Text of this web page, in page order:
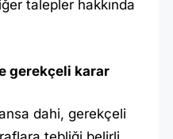
talepler hakkında
gerekçeli karar
dahi, gerekçeli